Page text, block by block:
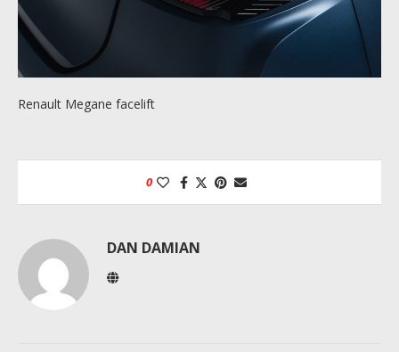
Renault Megane facelift
0
DAN DAMIAN